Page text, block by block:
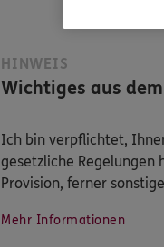
HINWEIS
Wichtiges aus
Ich bin verpflichtet,
gesetzliche
Provision, ferner
Mehr Informationen